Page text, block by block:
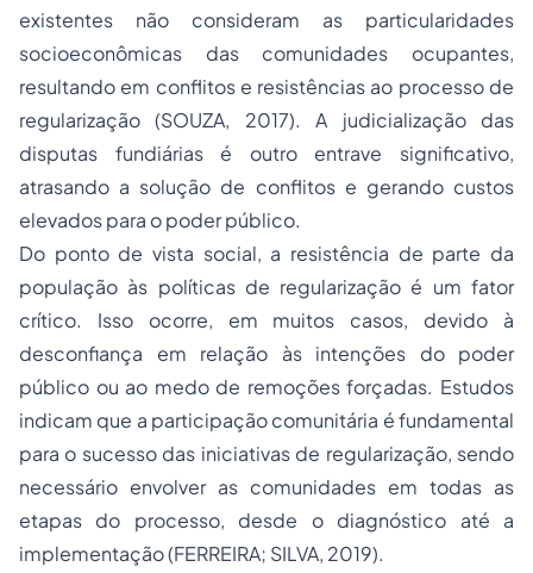
existentes não consideram as particularidades
socioeconômicas das comunidades ocupantes,
resultando em conflitos e resistências ao processo de
regularização (SOUZA, 2017). A judicialização das
disputas fundiárias é outro entrave significativo,
atrasando a solução de conflitos e gerando custos
elevados para o poder público.
Do ponto de vista social, a resistência de parte da
população às políticas de regularização é um fator
crítico. Isso ocorre, em muitos casos, devido à
desconfiança em relação às intenções do poder
público ou ao medo de remoções forçadas. Estudos
indicam que a participação comunitária é fundamental
para o sucesso das iniciativas de regularização, sendo
necessário envolver as comunidades em todas as
etapas do processo, desde o diagnóstico até a
implementação (FERREIRA; SILVA, 2019).